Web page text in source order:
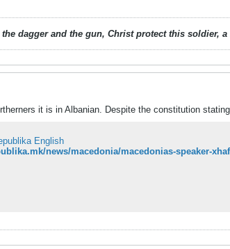
dagger and the gun, Christ protect this soldier,
it is in Albanian. Despite the constitution
English